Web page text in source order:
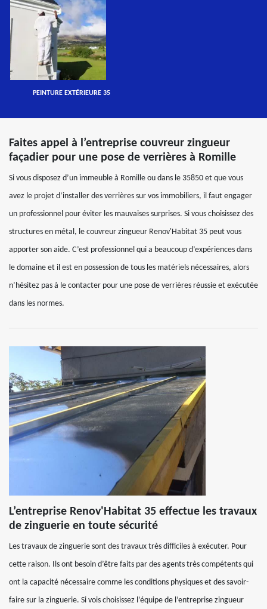
PEINTURE EXTÉRIEURE 35
Faites appel à l’entreprise couvreur zingueur
façadier pour une pose de verrières à Romille
Si vous disposez d’un immeuble à Romille ou dans le 35850 et que vous
avez le projet d’installer des verrières sur vos immobiliers, il faut engager
un professionnel pour éviter les mauvaises surprises. Si vous choisissez des
structures en métal, le couvreur zingueur Renov'Habitat 35 peut vous
apporter son aide. C’est professionnel qui a beaucoup d’expériences dans
le domaine et il est en possession de tous les matériels nécessaires, alors
n’hésitez pas à le contacter pour une pose de verrières réussie et exécutée
dans les normes.
L’entreprise Renov'Habitat 35 effectue les travaux
de zinguerie en toute sécurité
Les travaux de zinguerie sont des travaux très difficiles à exécuter. Pour
cette raison. Ils ont besoin d’être faits par des agents très compétents qui
ont la capacité nécessaire comme les conditions physiques et des savoir-
faire sur la zinguerie. Si vois choisissez l’équipe de l’entreprise zingueur